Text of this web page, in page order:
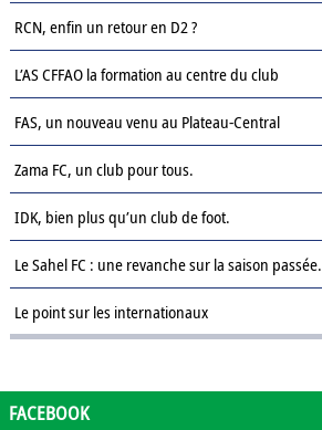
RCN, enfin un retour en D2 ?
L’AS CFFAO la formation au centre du club
FAS, un nouveau venu au Plateau-Central
Zama FC, un club pour tous.
IDK, bien plus qu’un club de foot.
Le Sahel FC : une revanche sur la saison passée.
Le point sur les internationaux
Présentation des clubs de D3 : ASPC Tenkodogo
FACEBOOK